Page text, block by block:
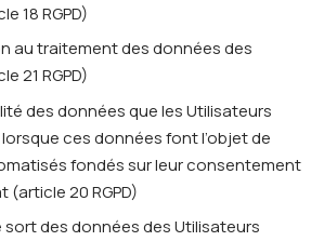
18 RGPD)
au traitement des données des
21 RGPD)
des données que les Utilisateurs
ces données font l’objet de
fondés sur leur consentement
20 RGPD)
sort des données des Utilisateurs